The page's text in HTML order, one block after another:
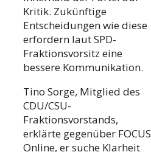
Kritik. Zukünftige
Entscheidungen wie diese
erfordern laut SPD-
Fraktionsvorsitz eine
bessere Kommunikation.
Tino Sorge, Mitglied des
CDU/CSU-
Fraktionsvorstands,
erklärte gegenüber FOCUS
Online, er suche Klarheit